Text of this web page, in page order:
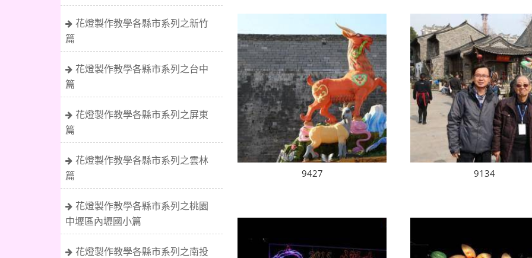
花燈製作教學各縣市系列之新竹
篇
花燈製作教學各縣市系列之台中
篇
花燈製作教學各縣市系列之屏東
篇
花燈製作教學各縣市系列之雲林
篇
花燈製作教學各縣市系列之桃園
中壢區內壢國小篇
花燈製作教學各縣市系列之南投
9427 9134